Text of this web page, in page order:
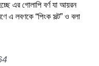
এর গোলাপি বর্ণ যা আয়রন
এ লবণকে “পিংক সল্ট” ও বলা